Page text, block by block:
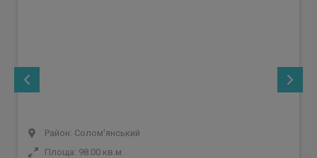
Район: Солом'янський
Площа: 98.00 кв.м